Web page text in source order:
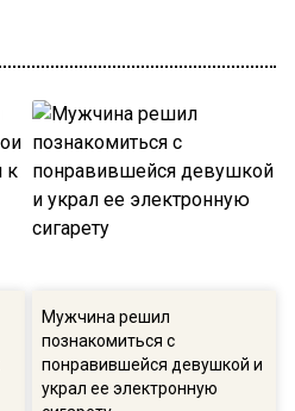
Мужчина решил
познакомиться с
понравившейся девушкой и
украл ее электронную